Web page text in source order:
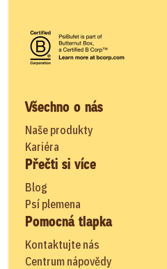
Všechno o nás
Naše produkty
Kariéra
Přečti si více
Blog
Psí plemena
Pomocná tlapka
Kontaktujte nás
Centrum nápovědy